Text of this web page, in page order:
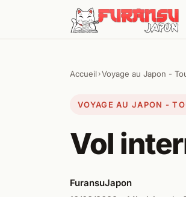
Aller au contenu
Accueil ›Voyage au Japon -
VOYAGE AU JAPON -
Vol
FuransuJapon